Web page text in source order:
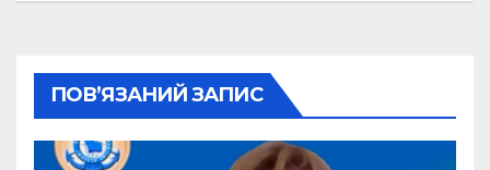
ПОВ’ЯЗАНИЙ ЗАПИС